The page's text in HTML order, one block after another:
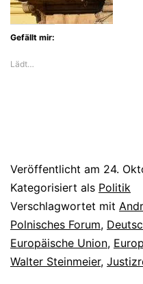
Gefällt mir:
Lädt…
Veröffentlicht am 24.
Kategorisiert als Politik
Verschlagwortet mit
Polnisches Forum,
Europäische Union,
Walter Steinmeier,